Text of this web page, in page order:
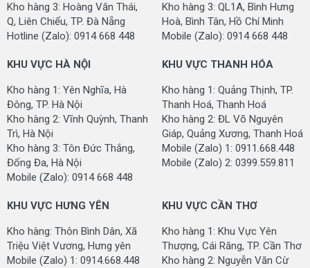
Kho hàng 3: Hoàng Văn Thái, Q, Liên Chiểu, TP. Đà Nẵng
Mobile (Zalo): 0914 668 448
Chí Minh
Kho hàng 2: Phan Huy Ích, P. 14, Q. Gò Vấp, TP. HCM
Kho hàng 3: QL1A, Bình Hưng Hoà, Bình Tân, Hồ Chí
Minh
Mobile (Zalo): 0914 668 448
KHU VỰC HÀ NỘI
Kho hàng 1: Yên Nghĩa, Hà Đông, TP.Hà Nội
Kho hàng 2: Vĩnh Quỳnh, Thanh Trì, Hà Nội
Mobile (Zalo): 0914 668 448
Kho hàng 3: Hoàng Văn Thái,
Q, Liên Chiểu, TP. Đà Nẵng
Hotline (Zalo): 0914 668 448
Kho hàng 3: QL1A, Bình Hưng
Hoà, Bình Tân, Hồ Chí Minh
Mobile (Zalo): 0914 668 448
KHU VỰC HÀ NỘI
Kho hàng 1: Yên Nghĩa, Hà
Đông, TP. Hà Nội
Kho hàng 2: Vĩnh Quỳnh, Thanh
Trì, Hà Nội
Kho hàng 3: Tôn Đức Thắng,
Đống Đa, Hà Nội
Mobile (Zalo): 0914 668 448
KHU VỰC THANH HÓA
Kho hàng 1: Quảng Thịnh, TP.
Thanh Hoá, Thanh Hoá
Kho hàng 2: ĐL Võ Nguyên
Giáp, Quảng Xương, Thanh Hoá
Mobile (Zalo) 1: 0911.668.448
Mobile (Zalo) 2: 0399.559.811
KHU VỰC HƯNG YÊN
Kho hàng: Thôn Bình Dân, Xã
Triệu Việt Vương, Hưng yên
Mobile (Zalo) 1: 0914.668.448
KHU VỰC CẦN THƠ
Kho hàng 1: Khu Vực Yên
Thượng, Cái Răng, TP. Cần Thơ
Kho hàng 2: Nguyễn Văn Cừ